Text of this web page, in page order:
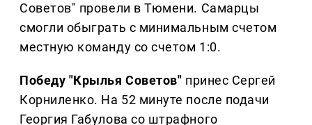
Советов" провели в Тюмени. Самарцы
смогли обыграть с минимальным счетом
местную команду со счетом 1:0.
Победу "Крылья Советов" принес Сергей
Корниленко. На 52 минуте после подачи
Георгия Габулова со штрафного